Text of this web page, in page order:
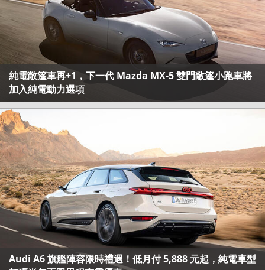
純電敞篷車再+1，下一代 Mazda MX-5 雙門敞篷小跑車將
加入純電動力選項
Audi A6 旗艦陣容限時禮遇！低月付 5,888 元起，純電車型